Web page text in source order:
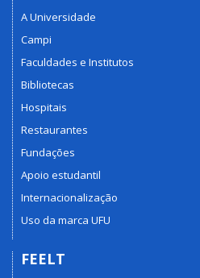
A Universidade
Campi
Faculdades e Institutos
Bibliotecas
Hospitais
Restaurantes
Fundações
Apoio estudantil
Internacionalização
Uso da marca UFU
FEELT